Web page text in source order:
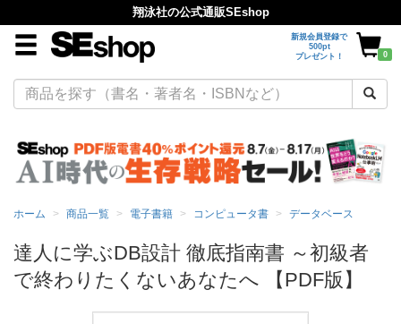
翔泳社の公式通販SEshop
新規会員登録で
500pt
プレゼント！
0
ホーム 商品一覧 電子書籍 コンピュータ書 データベース
達人に学ぶDB設計 徹底指南書 ～初級者
で終わりたくないあなたへ 【PDF版】